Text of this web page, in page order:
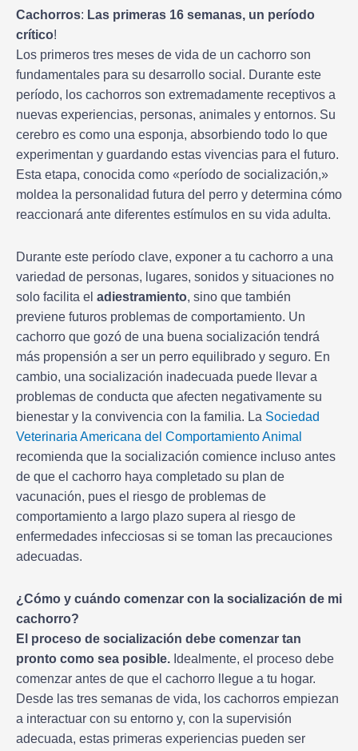
Cachorros: Las primeras 16 semanas, un período
crítico!
Los primeros tres meses de vida de un cachorro son
fundamentales para su desarrollo social. Durante este
período, los cachorros son extremadamente receptivos a
nuevas experiencias, personas, animales y entornos. Su
cerebro es como una esponja, absorbiendo todo lo que
experimentan y guardando estas vivencias para el futuro.
Esta etapa, conocida como «período de socialización,»
moldea la personalidad futura del perro y determina cómo
reaccionará ante diferentes estímulos en su vida adulta.
Durante este período clave, exponer a tu cachorro a una
variedad de personas, lugares, sonidos y situaciones no
solo facilita el adiestramiento, sino que también
previene futuros problemas de comportamiento. Un
cachorro que gozó de una buena socialización tendrá
más propensión a ser un perro equilibrado y seguro. En
cambio, una socialización inadecuada puede llevar a
problemas de conducta que afecten negativamente su
bienestar y la convivencia con la familia. La Sociedad
Veterinaria Americana del Comportamiento Animal
recomienda que la socialización comience incluso antes
de que el cachorro haya completado su plan de
vacunación, pues el riesgo de problemas de
comportamiento a largo plazo supera al riesgo de
enfermedades infecciosas si se toman las precauciones
adecuadas.
¿Cómo y cuándo comenzar con la socialización de mi
cachorro?
El proceso de socialización debe comenzar tan
pronto como sea posible. Idealmente, el proceso debe
comenzar antes de que el cachorro llegue a tu hogar.
Desde las tres semanas de vida, los cachorros empiezan
a interactuar con su entorno y, con la supervisión
adecuada, estas primeras experiencias pueden ser